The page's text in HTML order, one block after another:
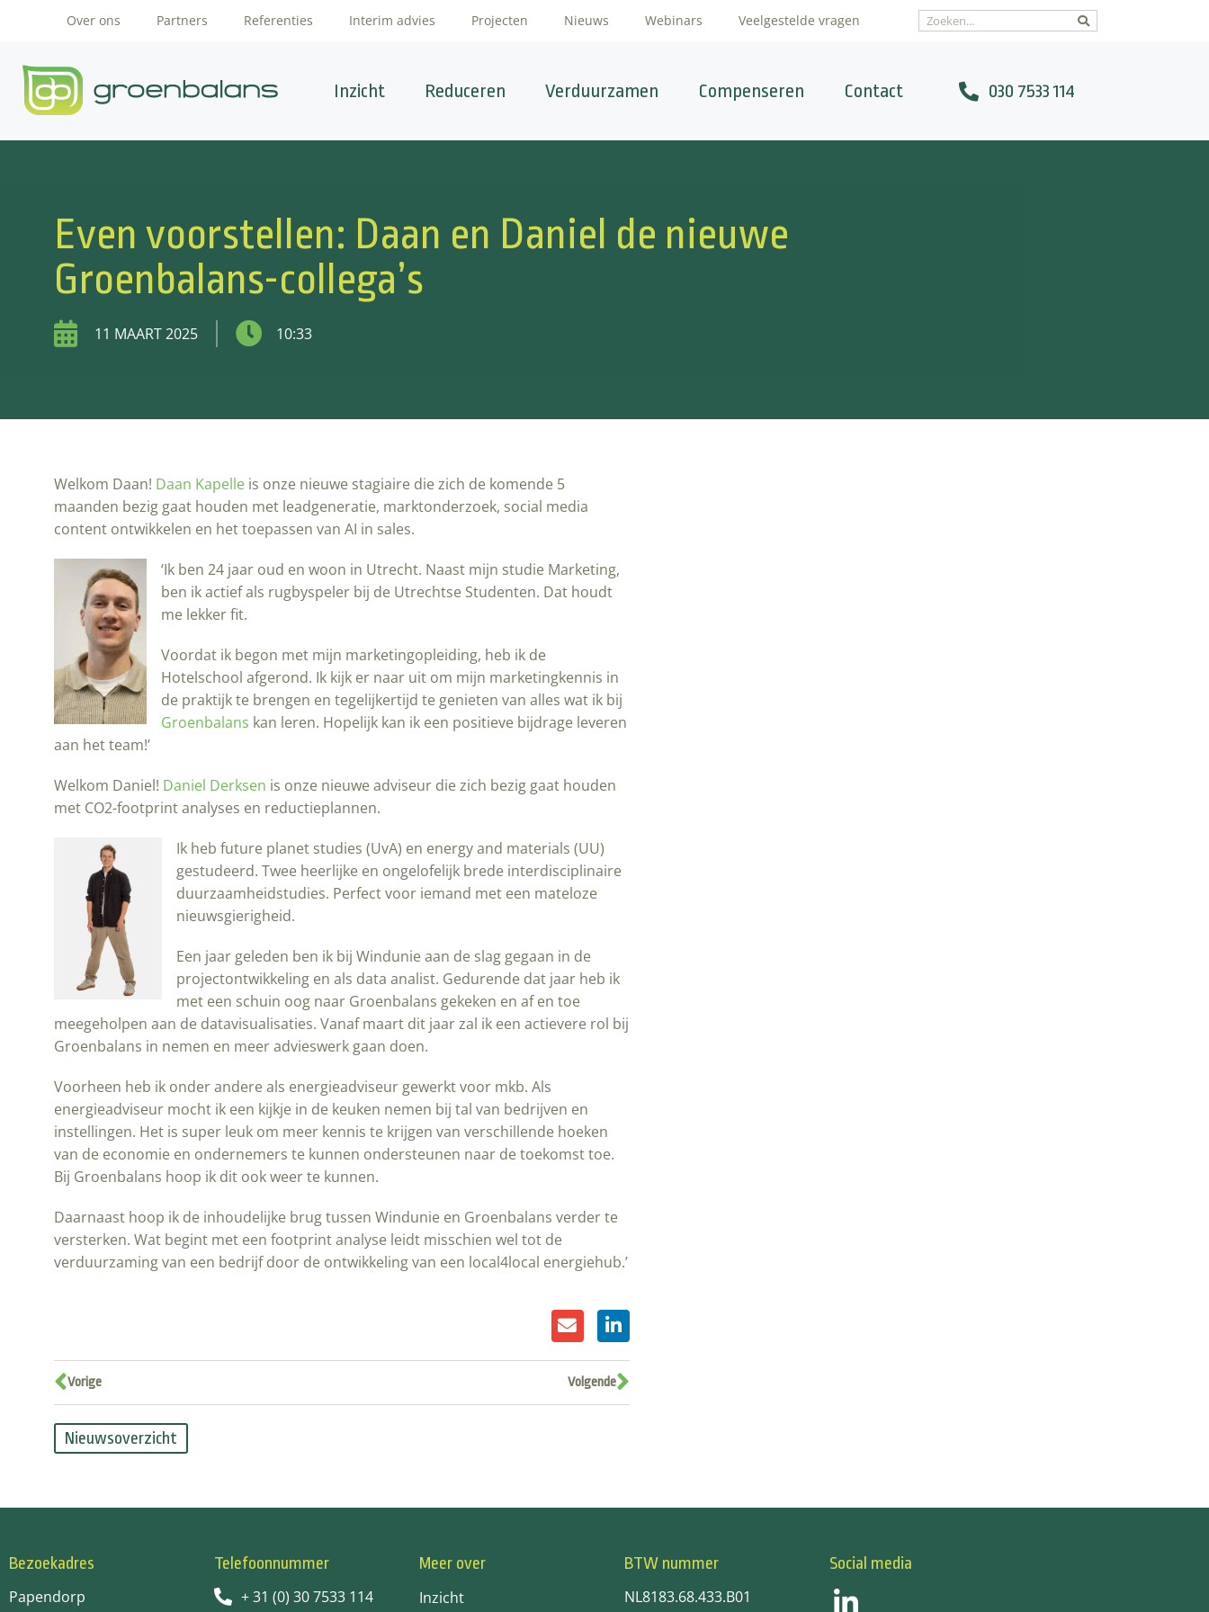
Over ons Partners Referenties Interim advies Projecten Nieuws Webinars Veelgestelde vragen
Inzicht Reduceren Verduurzamen Compenseren Contact 030 7533 114
Even voorstellen: Daan en Daniel de nieuwe
Groenbalans-collega’s
11 MAART 2025 10:33
Welkom Daan! Daan Kapelle is onze nieuwe stagiaire die zich de komende 5
maanden bezig gaat houden met leadgeneratie, marktonderzoek, social media
content ontwikkelen en het toepassen van AI in sales.
‘Ik ben 24 jaar oud en woon in Utrecht. Naast mijn studie Marketing,
ben ik actief als rugbyspeler bij de Utrechtse Studenten. Dat houdt
me lekker fit.
Voordat ik begon met mijn marketingopleiding, heb ik de
Hotelschool afgerond. Ik kijk er naar uit om mijn marketingkennis in
de praktijk te brengen en tegelijkertijd te genieten van alles wat ik bij
Groenbalans kan leren. Hopelijk kan ik een positieve bijdrage leveren
aan het team!’
Welkom Daniel! Daniel Derksen is onze nieuwe adviseur die zich bezig gaat houden
met CO2-footprint analyses en reductieplannen.
Ik heb future planet studies (UvA) en energy and materials (UU)
gestudeerd. Twee heerlijke en ongelofelijk brede interdisciplinaire
duurzaamheidstudies. Perfect voor iemand met een mateloze
nieuwsgierigheid.
Een jaar geleden ben ik bij Windunie aan de slag gegaan in de
projectontwikkeling en als data analist. Gedurende dat jaar heb ik
met een schuin oog naar Groenbalans gekeken en af en toe
meegeholpen aan de datavisualisaties. Vanaf maart dit jaar zal ik een actievere rol bij
Groenbalans in nemen en meer advieswerk gaan doen.
Voorheen heb ik onder andere als energieadviseur gewerkt voor mkb. Als
energieadviseur mocht ik een kijkje in de keuken nemen bij tal van bedrijven en
instellingen. Het is super leuk om meer kennis te krijgen van verschillende hoeken
van de economie en ondernemers te kunnen ondersteunen naar de toekomst toe.
Bij Groenbalans hoop ik dit ook weer te kunnen.
Daarnaast hoop ik de inhoudelijke brug tussen Windunie en Groenbalans verder te
versterken. Wat begint met een footprint analyse leidt misschien wel tot de
verduurzaming van een bedrijf door de ontwikkeling van een local4local energiehub.’
Vorige Volgende
Nieuwsoverzicht
Bezoekadres
Papendorp
Telefoonnummer
+ 31 (0) 30 7533 114
Meer over
Inzicht
BTW nummer
NL8183.68.433.B01
Social media